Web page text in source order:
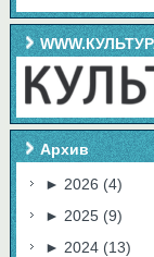
Архив
► 2026 (4)
► 2025 (9)
► 2024 (13)